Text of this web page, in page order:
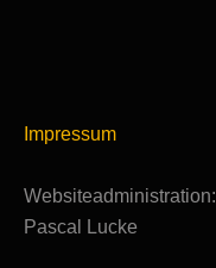
Impressum
Websiteadministration:
Pascal Lucke